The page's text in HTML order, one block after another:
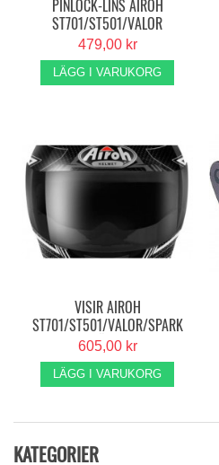
PINLOCK-LINS AIROH
ST701/ST501/VALOR
479,00 kr
LÄGG I VARUKORG
VISIR AIROH
ST701/ST501/VALOR/SPARK
MÖRKT
605,00 kr
LÄGG I VARUKORG
KATEGORIER